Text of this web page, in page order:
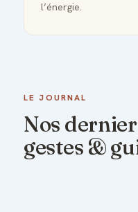
l’énergie.
LE JOURNAL
Nos
gestes &